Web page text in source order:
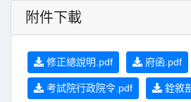
附件下載
修正總說明.pdf 府函.pdf
考試院行政院令.pdf 銓敘